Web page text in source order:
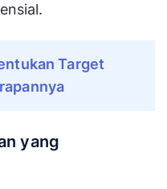
Target
yang